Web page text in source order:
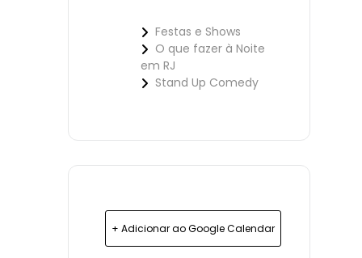
Festas e Shows
O que fazer à Noite
em RJ
Stand Up Comedy
+ Adicionar ao Google Calendar